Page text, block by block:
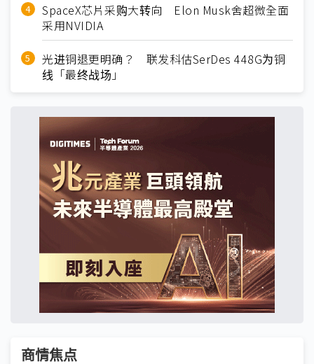
SpaceX芯片采购大转向 Elon Musk舍超微全面
采用NVIDIA
光进铜退更明确？ 联发科估SerDes 448G为铜
线「最终战场」
商情焦点